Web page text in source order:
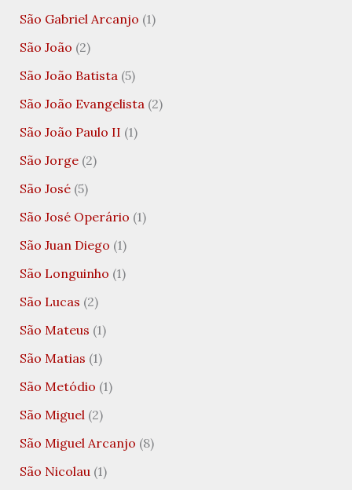
São Gabriel Arcanjo (1)
São João (2)
São João Batista (5)
São João Evangelista (2)
São João Paulo II (1)
São Jorge(2)
São José(5)
São José Operário (1)
São Juan Diego (1)
São Longuinho (1)
São Lucas (2)
São Mateus (1)
São Matias (1)
São Metódio (1)
São Miguel (2)
São Miguel Arcanjo (8)
São Nicolau (1)